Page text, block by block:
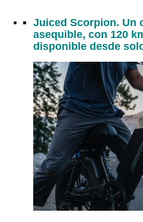
Juiced Scorpion. Un
asequible, con 120
disponible desde